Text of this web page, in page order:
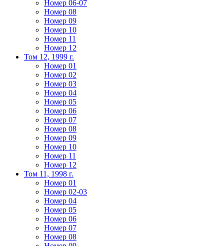
Номер 06-07
Номер 08
Номер 09
Номер 10
Номер 11
Номер 12
Том 12, 1999 г.
Номер 01
Номер 02
Номер 03
Номер 04
Номер 05
Номер 06
Номер 07
Номер 08
Номер 09
Номер 10
Номер 11
Номер 12
Том 11, 1998 г.
Номер 01
Номер 02-03
Номер 04
Номер 05
Номер 06
Номер 07
Номер 08